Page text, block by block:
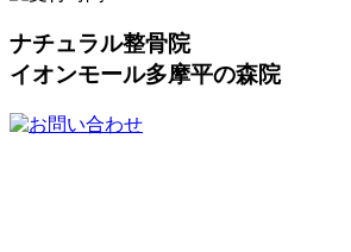
ナチュラル整骨院
イオンモール多摩平の森院